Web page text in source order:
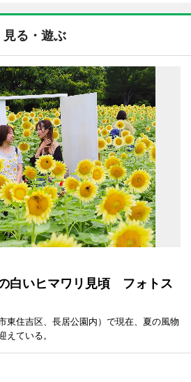
見る・遊ぶ
白いヒマワリ見頃 フォトス
東住吉区、長居公園内）で現在、夏の風物
えている。